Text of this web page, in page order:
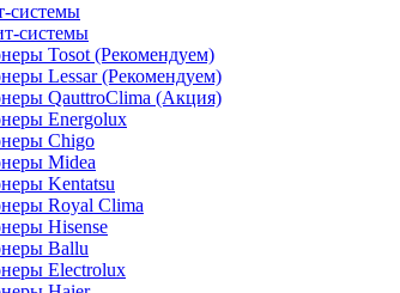
системы
системы
Tosot (Рекомендуем)
Lessar (Рекомендуем)
QauttroClima (Акция)
Energolux
Chigo
Midea
Kentatsu
Royal Clima
Hisense
Ballu
Electrolux